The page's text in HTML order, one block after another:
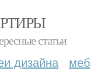
статьи
дизайна